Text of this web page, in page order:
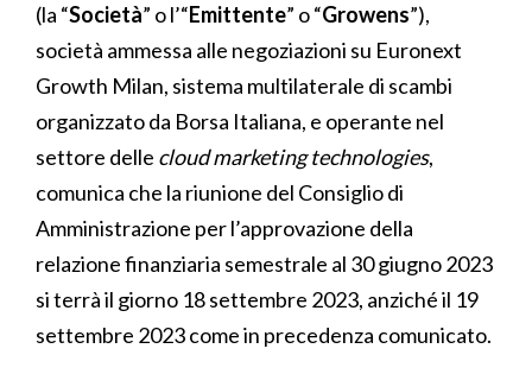
(la “Società” o l’“Emittente” o “Growens”),
società ammessa alle negoziazioni su Euronext
Growth Milan, sistema multilaterale di scambi
organizzato da Borsa Italiana, e operante nel
settore delle cloud marketing technologies,
comunica che la riunione del Consiglio di
Amministrazione per l’approvazione della
relazione finanziaria semestrale al 30 giugno 2023
si terrà il giorno 18 settembre 2023, anziché il 19
settembre 2023 come in precedenza comunicato.